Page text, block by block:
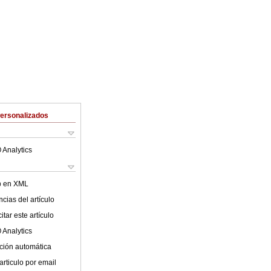
Analytics
en XML
del artículo
este artículo
Analytics
automática
por email